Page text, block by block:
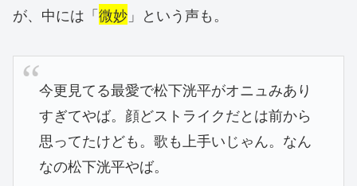
が、中には「微妙 」という声も。
今更見てる最愛で松下洸平がオニュみあり
すぎてやば。顔どストライクだとは前から
思ってたけども。歌も上手いじゃん。なん
なの松下洸平やば。